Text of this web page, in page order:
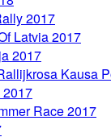
2017
Latvia 2017
2017
Kausa
Race 2017